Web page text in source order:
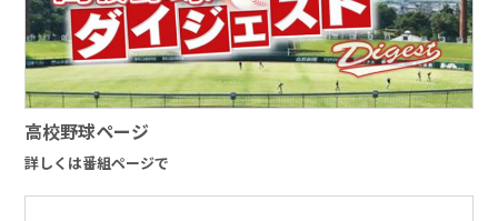
高校野球ページ
詳しくは番組ページで